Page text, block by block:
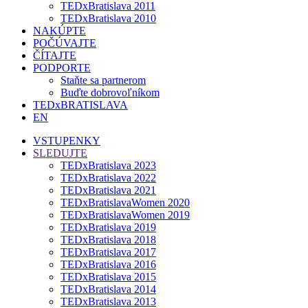
TEDxBratislava 2011
TEDxBratislava 2010
NAKÚPTE
POČÚVAJTE
ČÍTAJTE
PODPORTE
Staňte sa partnerom
Buďte dobrovoľníkom
TEDxBRATISLAVA
EN
VSTUPENKY
SLEDUJTE
TEDxBratislava 2023
TEDxBratislava 2022
TEDxBratislava 2021
TEDxBratislavaWomen 2020
TEDxBratislavaWomen 2019
TEDxBratislava 2019
TEDxBratislava 2018
TEDxBratislava 2017
TEDxBratislava 2016
TEDxBratislava 2015
TEDxBratislava 2014
TEDxBratislava 2013